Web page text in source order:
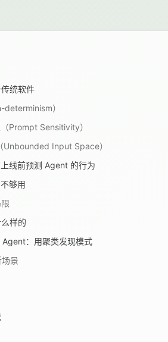
统软件
determinism）
Prompt Sensitivity）
Unbounded Input Space）
线前预测 Agent 的行为
够用
样的
：用聚类发现模式
景